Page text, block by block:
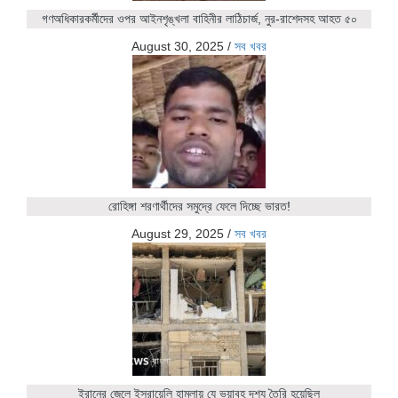
গণঅধিকারকর্মীদের ওপর আইনশৃঙ্খলা বাহিনীর লাঠিচার্জ, নুর-রাশেদসহ আহত ৫০
August 30, 2025 / সব খবর
রোহিঙ্গা শরণার্থীদের সমুদ্রে ফেলে দিচ্ছে ভারত!
August 29, 2025 / সব খবর
ইরানের জেলে ইসরায়েলি হামলায় যে ভয়াবহ দৃশ্য তৈরি হয়েছিল